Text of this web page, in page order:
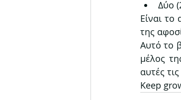
Δύο
Είναι το
της
Αυτό το
μέλος
αυτές
Keep